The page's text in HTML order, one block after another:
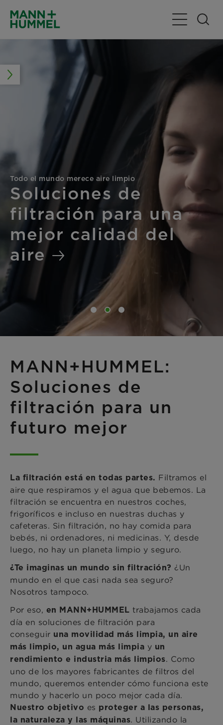
Alternar
Todo el mundo merece aire limpio
Soluciones de
filtración para una
mejor calidad del
aire
MANN+HUMMEL:
Soluciones de
filtración para un
futuro mejor
La filtración está en todas partes. Filtramos el
aire que respiramos y el agua que bebemos. La
filtración se encuentra en nuestros coches,
frigoríficos e incluso en nuestras duchas y
cafeteras. Sin filtración, no hay comida para
bebés, ni ordenadores, ni medicinas. Y, desde
luego, no hay un planeta limpio y seguro.
¿Te imaginas un mundo sin filtración? ¿Un
mundo en el que casi nada sea seguro?
Nosotros tampoco.
Por eso, en MANN+HUMMEL trabajamos cada
día en soluciones de filtración para
conseguir una movilidad más limpia, un aire
más limpio, un agua más limpia y un
rendimiento e industria más limpios. Como
uno de los mayores fabricantes de filtros del
mundo, queremos entender cómo funciona este
mundo y hacerlo un poco mejor cada día.
Nuestro objetivo es proteger a las personas,
la naturaleza y las máquinas. Utilizando la